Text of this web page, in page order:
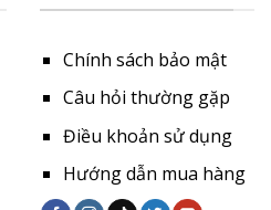
Chính sách bảo mật
Câu hỏi thường gặp
Điều khoản sử dụng
Hướng dẫn mua hàng